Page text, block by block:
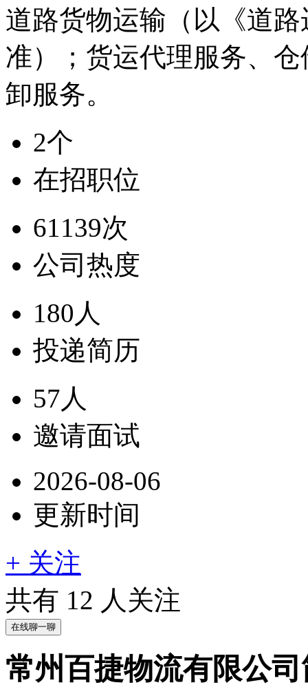
道路货物运输（以《道
准）；货运代理服务、
卸服务。
2个
在招职位
61139次
公司热度
180人
投递简历
57人
邀请面试
2026-08-06
更新时间
+ 关注
共有 12 人关注
在线聊一聊
常州百捷物流有限公